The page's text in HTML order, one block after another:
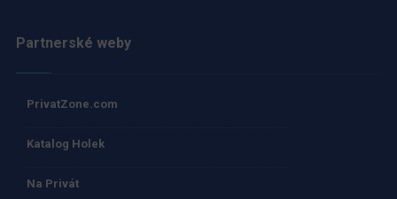
Partnerské weby
PrivatZone.com
Katalog Holek
Na Privát